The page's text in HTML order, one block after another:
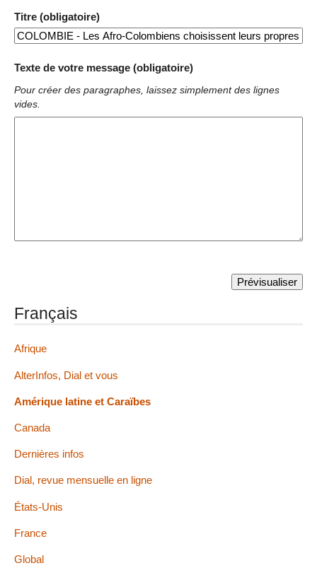
Titre (obligatoire)
Texte de votre message (obligatoire)
Pour créer des paragraphes, laissez simplement des lignes
vides.
Français
Afrique
AlterInfos, Dial et vous
Amérique latine et Caraïbes
Canada
Dernières infos
Dial, revue mensuelle en ligne
États-Unis
France
Global